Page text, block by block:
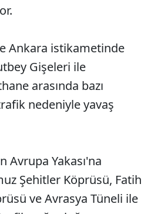
Ankara istikametinde
Gişeleri ile
arasında bazı
nedeniyle yavaş
Avrupa Yakası'na
Şehitler Köprüsü, Fatih
ve Avrasya Tüneli ile